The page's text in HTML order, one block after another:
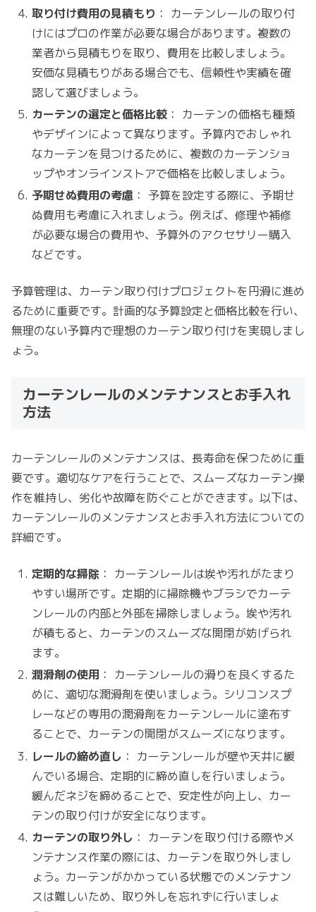
取り付け費用の見積もり ： カーテンレールの取り付
けにはプロの作業が必要な場合があります。複数の
業者から見積もりを取り、費用を比較しましょう。
安価な見積もりがある場合でも、信頼性や実績を確
認して選びましょう。
カーテンの選定と価格比較 ： カーテンの価格も種類
やデザインによって異なります。予算内でおしゃれ
なカーテンを見つけるために、複数のカーテンショ
ップやオンラインストアで価格を比較しましょう。
予期せぬ費用の考慮 ： 予算を設定する際に、予期せ
ぬ費用も考慮に入れましょう。例えば、修理や補修
が必要な場合の費用や、予算外のアクセサリー購入
などです。
予算管理は、カーテン取り付けプロジェクトを円滑に進め
るために重要です。計画的な予算設定と価格比較を行い、
無理のない予算内で理想のカーテン取り付けを実現しまし
ょう。
カーテンレールのメンテナンスとお手入れ
方法
カーテンレールのメンテナンスは、長寿命を保つために重
要です。適切なケアを行うことで、スムーズなカーテン操
作を維持し、劣化や故障を防ぐことができます。以下は、
カーテンレールのメンテナンスとお手入れ方法についての
詳細です。
定期的な掃除 ： カーテンレールは埃や汚れがたまり
やすい場所です。定期的に掃除機やブラシでカーテ
ンレールの内部と外部を掃除しましょう。埃や汚れ
が積もると、カーテンのスムーズな開閉が妨げられ
ます。
潤滑剤の使用 ： カーテンレールの滑りを良くするた
めに、適切な潤滑剤を使いましょう。シリコンスプ
レーなどの専用の潤滑剤をカーテンレールに塗布す
ることで、カーテンの開閉がスムーズになります。
レールの締め直し ： カーテンレールが壁や天井に緩
んでいる場合、定期的に締め直しを行いましょう。
緩んだネジを締めることで、安定性が向上し、カー
テンの取り付けが安全になります。
カーテンの取り外し ： カーテンを取り付ける際やメ
ンテナンス作業の際には、カーテンを取り外しまし
ょう。カーテンがかかっている状態でのメンテナン
スは難しいため、取り外しを忘れずに行いましょ